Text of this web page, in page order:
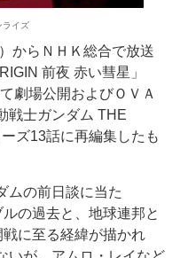
ライズ
からＮＨＫ総合で放送
前夜 赤い彗星」
劇場公開およびＯＶＡ
戦士ガンダム THE
ズ13話に再編集したも
ムの前日談に当た
ルの過去と、地球連邦と
戦に至る経緯が描かれ